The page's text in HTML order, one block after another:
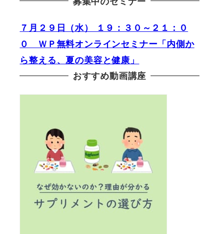
７月２９日（水） １９：３０～２１：０
０ ＷＰ無料オンラインセミナー「内側か
ら整える、夏の美容と健康」
おすすめ動画講座